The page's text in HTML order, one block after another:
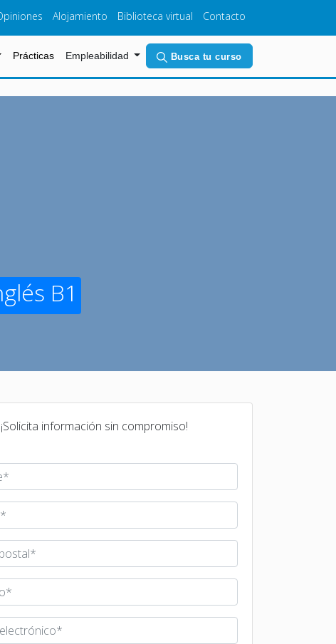
Alojamiento Biblioteca virtual Contacto
Prácticas(current)
Empleabilidad Busca tu curso
B1
¡Solicita información sin compromiso!